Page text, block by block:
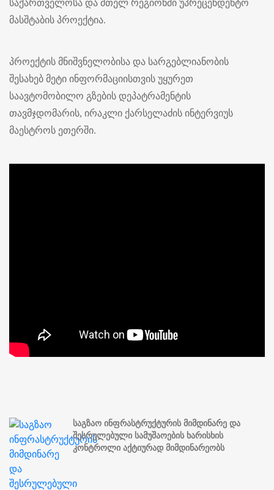
საქართველოსა და მთელ რეგიონში უპრეცენდენტო
მასშტაბის პროექტია.
პროექტის მნიშვნელობისა და სარგებლიანობის
შესახებ მეტი ინფორმაციისთვის უყურეთ
საავტომობილო გზების დეპატრამენტის
თავმჯდომარის, ირაკლი ქარსელაძის ინტერვიუს
მაესტროს ეთერში.
საგზაო ინფრასტრუქტურის მიმდინარე და
შესრულებული სამუშაოების ხარისხის
კონტროლი აქტიურად მიმდინარეობს